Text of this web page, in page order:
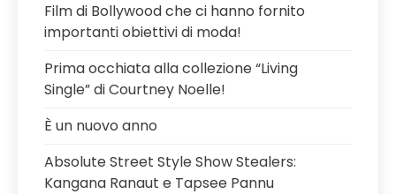
Film di Bollywood che ci hanno fornito
importanti obiettivi di moda!
Prima occhiata alla collezione “Living
Single” di Courtney Noelle!
È un nuovo anno
Absolute Street Style Show Stealers:
Kangana Ranaut e Tapsee Pannu